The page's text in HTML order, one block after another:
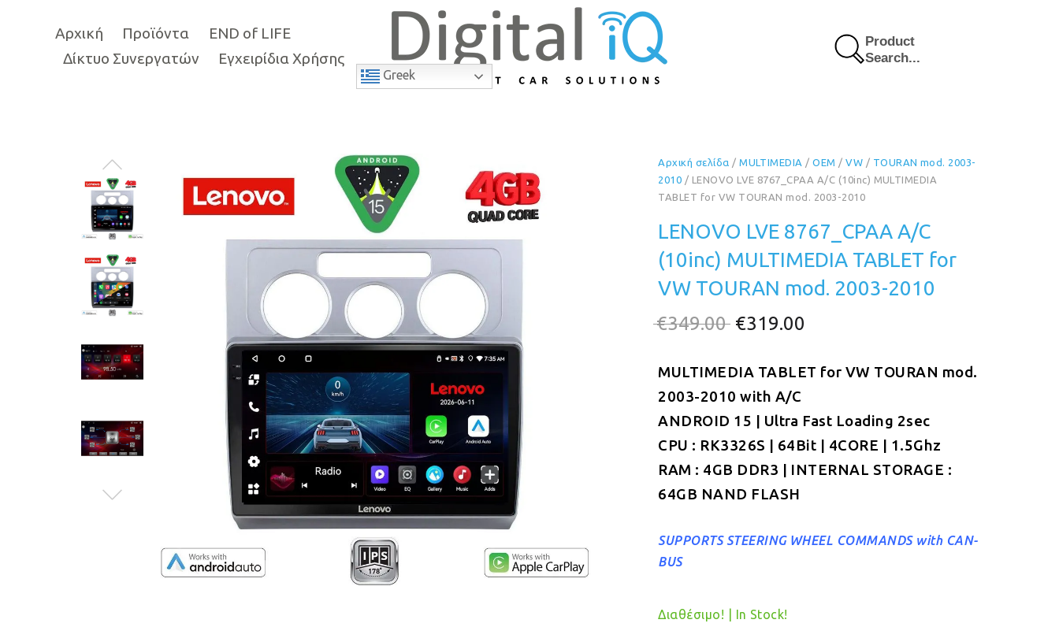
Αρχική Προϊόντα
END of LIFE
Δίκτυο Συνεργατών
Εγχειρίδια Χρήσης
Greek
Product
Search...
9% Έκπτωση
Αρχική σελίδα /MULTIMEDIA /OEM /VW / TOURAN mod. 2003-
2010 / LENOVO LVE 8767_CPAA A/C (10inc) MULTIMEDIA
TABLET for VW TOURAN mod. 2003-2010
LENOVO LVE 8767_CPAA A/C
(10inc) MULTIMEDIA TABLET for
VW TOURAN mod. 2003-2010
€349.00 Original
was:
€349.00.
€319.00
τιμή
€319.00.
MULTIMEDIA TABLET for VW TOURAN mod.
2003-2010 with A/C
ANDROID 15 | Ultra Fast Loading 2sec
CPU : RK3326S | 64Bit | 4CORE | 1.5Ghz
RAM : 4GB DDR3 | INTERNAL STORAGE :
64GB NAND FLASH
SUPPORTS STEERING WHEEL COMMANDS with CAN-
BUS
Διαθέσιμο! | In Stock!